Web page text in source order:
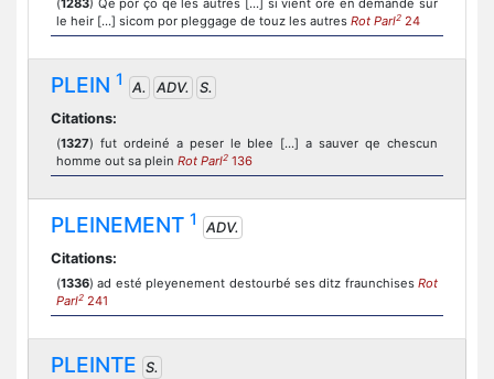
(1283) Qe por ço qe les autres [...] si vient ore en demande sur
le heir [...] sicom por pleggage de touz les autres Rot Parl2 24
PLEIN 1 A. ADV.
S.
Citations:
(1327) fut ordeiné a peser le blee [...] a sauver qe chescun
homme out sa plein Rot Parl2 136
PLEINEMENT 1
ADV.
Citations:
(1336) ad esté pleyenement destourbé ses ditz fraunchises Rot
Parl2 241
PLEINTE S.